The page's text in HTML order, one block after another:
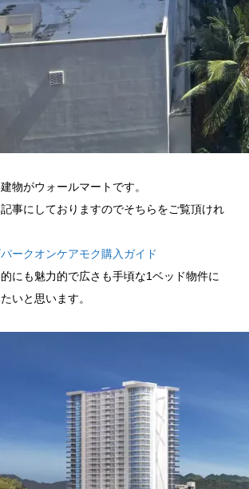
物がウォールマートです。
事にしておりますのでそちらをご覧頂けれ
パークオンケアモク購入ガイド
にも魅力的で広さも手頃な1ベッド物件に
いと思います。